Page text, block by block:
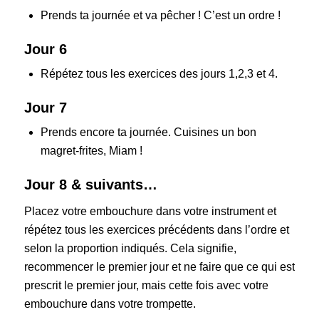
Prends ta journée et va pêcher ! C’est un ordre !
Jour 6
Répétez tous les exercices des jours 1,2,3 et 4.
Jour 7
Prends encore ta journée. Cuisines un bon
magret-frites, Miam !
Jour 8 & suivants…
Placez votre embouchure dans votre instrument et
répétez tous les exercices précédents dans l’ordre et
selon la proportion indiqués. Cela signifie,
recommencer le premier jour et ne faire que ce qui est
prescrit le premier jour, mais cette fois avec votre
embouchure dans votre trompette.